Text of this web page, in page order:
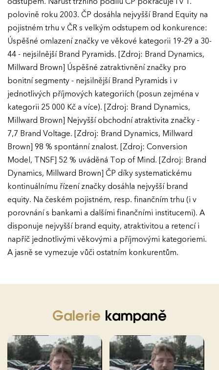
polovině roku 2003. ČP dosáhla nejvyšší Brand Equity na
pojistném trhu v ČR s velkým odstupem od konkurence:
Úspěšné omlazení značky ve věkové kategorii 19-29 a 30-
44 - nejsilnější Brand Pyramids. [Zdroj: Brand Dynamics,
Millward Brown] Úspěšné zatraktivnění značky pro
bonitní segmenty - nejsilnější Brand Pyramids i v
jednotlivých příjmových kategoriích (posun zejména v
kategorii 25 000 Kč a více). [Zdroj: Brand Dynamics,
Millward Brown] Nejvyšší obchodní atraktivita značky -
7,7 Brand Voltage. [Zdroj: Brand Dynamics, Millward
Brown] 98 % spontánní znalost. [Zdroj: Conversion
Model, TNSF] 52 % uváděná Top of Mind. [Zdroj: Brand
Dynamics, Millward Brown] ČP díky systematickému
kontinuálnímu řízení značky dosáhla nejvyšší brand
equity. Na českém pojistném, resp. finančním trhu (i v
porovnání s bankami a dalšími finančními institucemi). A
disponuje nejvyšší brand equity, atraktivitou a retencí i
napříč jednotlivými věkovými a příjmovými kategoriemi.
A jasně se vymezuje vůči ostatním konkurentům.
Galerie kampaně